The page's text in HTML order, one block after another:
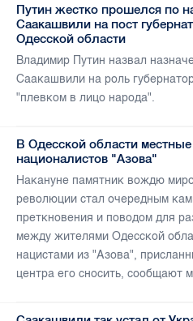
Путин жестко прошелся по
Саакашвили на пост
Одесской области
Владимир Путин назвал
Саакашвили на роль
"плевком в лицо народа".
В Одесской области
националистов "Азова"
Накануне памятник вождю
революции стал очередным
преткновения и поводом для
между жителями Одесской
нацистами из "Азова",
центра его сносить, сообщают